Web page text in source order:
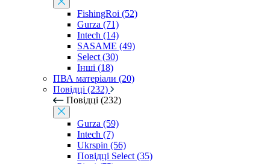
FishingRoi (52)
Gurza (71)
Intech (14)
SASAME (49)
Select (30)
Інші (18)
ПВА матеріали (20)
Повідці (232)
Повідці (232)
Gurza (59)
Intech (7)
Ukrspin (56)
Повідці Select (35)